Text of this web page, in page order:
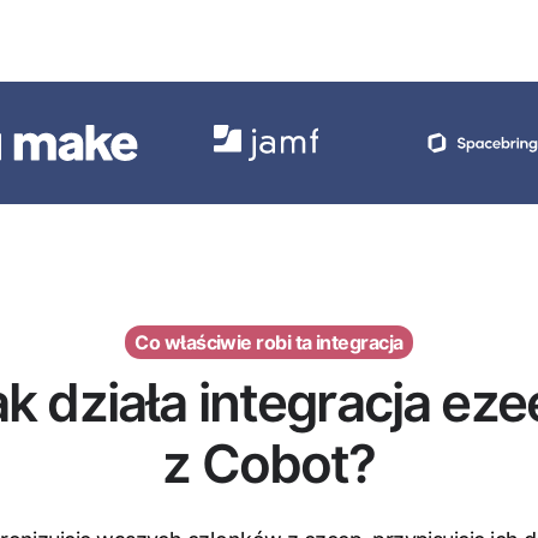
Co właściwie robi ta integracja
działa integracja
z Cobot?